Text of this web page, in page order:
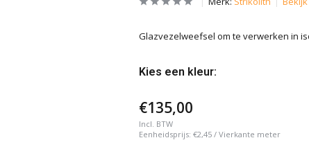
Glazvezelweefsel om te verwerken in
Kies een kleur:
€135,00
Incl. BTW
Eenheidsprijs: €2,45/ Vierkante meter